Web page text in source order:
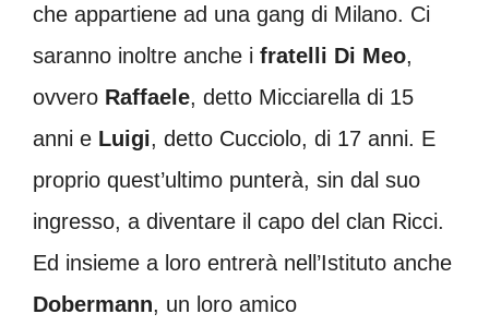
che appartiene ad una gang di Milano. Ci
saranno inoltre anche i fratelli Di Meo,
ovvero Raffaele, detto Micciarella di 15
anni e Luigi, detto Cucciolo, di 17 anni. E
proprio quest’ultimo punterà, sin dal suo
ingresso, a diventare il capo del clan Ricci.
Ed insieme a loro entrerà nell’Istituto anche
Dobermann, un loro amico